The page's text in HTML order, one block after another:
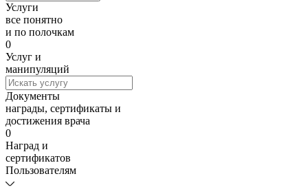
Услуги
все понятно
и по полочкам
0
Услуг и
манипуляций
Документы
награды, сертификаты и
достижения врача
0
Наград и
сертификатов
Пользователям